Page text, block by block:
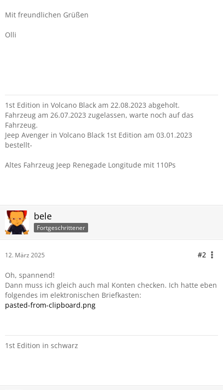
Mit freundlichen Grüßen
Olli
1st Edition in Volcano Black am 22.08.2023 abgeholt.
Fahrzeug am 26.07.2023 zugelassen, warte noch auf das
Fahrzeug.
Jeep Avenger in Volcano Black 1st Edition am 03.01.2023
bestellt-
Altes Fahrzeug Jeep Renegade Longitude mit 110Ps
bele
Fortgeschrittener
12. März 2025 #2
Oh, spannend!
Dann muss ich gleich auch mal Konten checken. Ich hatte eben
folgendes im elektronischen Briefkasten:
pasted-from-clipboard.png
1st Edition in schwarz